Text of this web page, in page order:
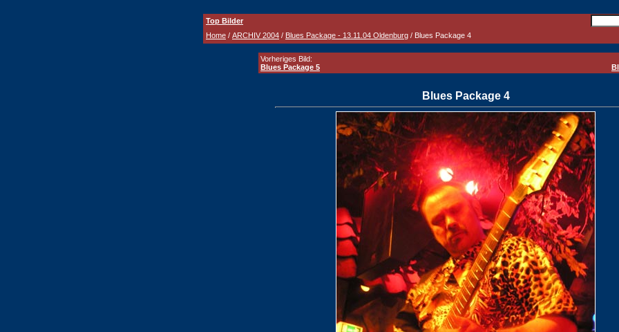
Top Bilder
Home / ARCHIV 2004 / Blues Package - 13.11.04 Oldenburg / Blues Package 4
Vorheriges Bild:
Blues Package 5
Blues Package 4